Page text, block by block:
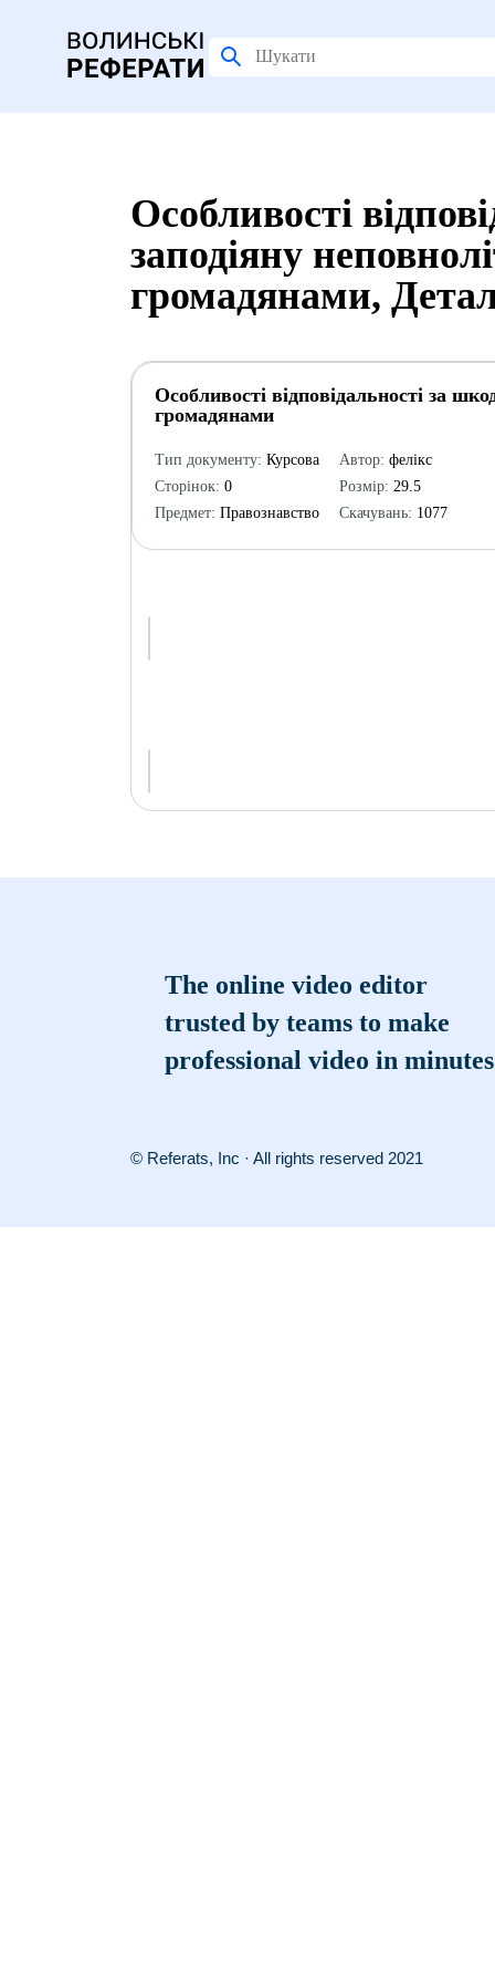
Особливості
заподіяну
громадянами,
Особливості відповідальності за
громадянами
Тип документу: Курсова
Сторінок: 0
Предмет: Правознавство
Автор: фелікс
Розмір: 29.5
Скачувань: 1077
The online video editor
trusted by teams to make
professional video in minutes
© Referats, Inc · All rights reserved 2021